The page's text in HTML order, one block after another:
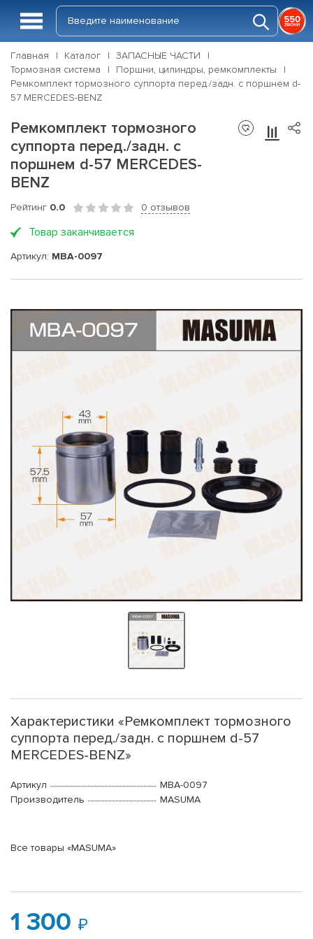
Главная Каталог
ЗАПАСНЫЕ ЧАСТИ
Тормозная система
Поршни, цилиндры, ремкомплекты
Ремкомплект тормозного суппорта перед./задн. с поршнем d-
57 MERCEDES-BENZ
Ремкомплект тормозного
суппорта перед./задн. с
поршнем d-57 MERCEDES-
BENZ
Рейтинг 0.0 0 отзывов
Товар заканчивается
Артикул: MBA-0097
Характеристики «Ремкомплект тормозного
суппорта перед./задн. с поршнем d-57
MERCEDES-BENZ»
Артикул
MBA-0097
Производитель
MASUMA
Все товары «MASUMA»
1 300